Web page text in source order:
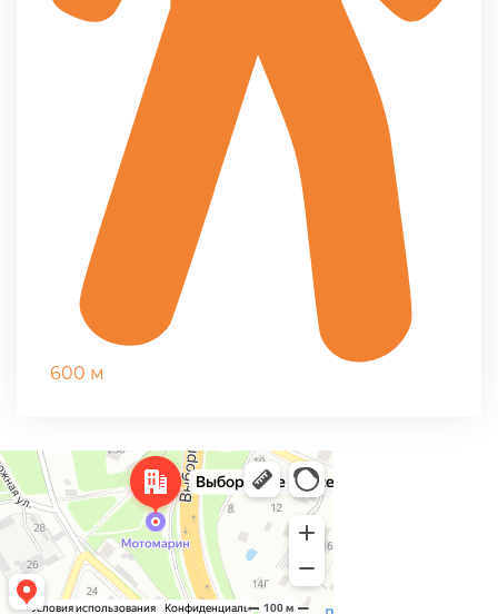
600 м